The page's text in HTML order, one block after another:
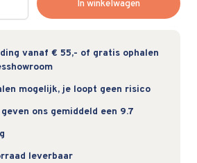
In winkelwagen
vanaf € 55,- of gratis ophalen
mogelijk, je loopt geen risico
ons gemiddeld een 9.7
leverbaar